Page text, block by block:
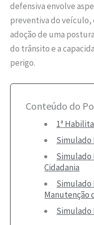
defensiva envolve
preventiva do veículo,
adoção de uma
do trânsito e a
perigo.
Conteúdo do
1ª
Simulado
Simulado
Cidadania
Simulado
Manutenção
Simulado